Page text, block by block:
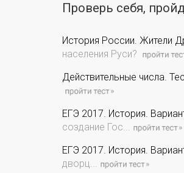
Проверь себя,
История России. Жители
населения Руси?
Действительные числа.
ЕГЭ 2017. История.
создание Гос...
ЕГЭ 2017. История.
дворц...